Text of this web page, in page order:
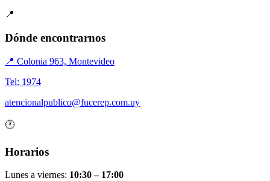
📍
Dónde encontrarnos
📍 Colonia 963, Montevideo
Tel: 1974
atencionalpublico@fucerep.com.uy
🕐
Horarios
Lunes a viernes: 10:30 – 17:00